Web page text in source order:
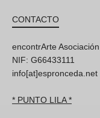
CONTACTO
encontrArte Asociación
NIF: G66433111
info[at]espronceda.net
* PUNTO LILA *